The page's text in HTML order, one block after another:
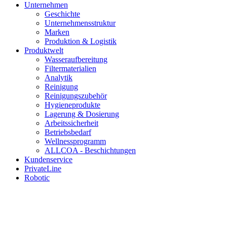
Unternehmen
Geschichte
Unternehmensstruktur
Marken
Produktion & Logistik
Produktwelt
Wasseraufbereitung
Filtermaterialien
Analytik
Reinigung
Reinigungszubehör
Hygieneprodukte
Lagerung & Dosierung
Arbeitssicherheit
Betriebsbedarf
Wellnessprogramm
ALLCOA - Beschichtungen
Kundenservice
PrivateLine
Robotic